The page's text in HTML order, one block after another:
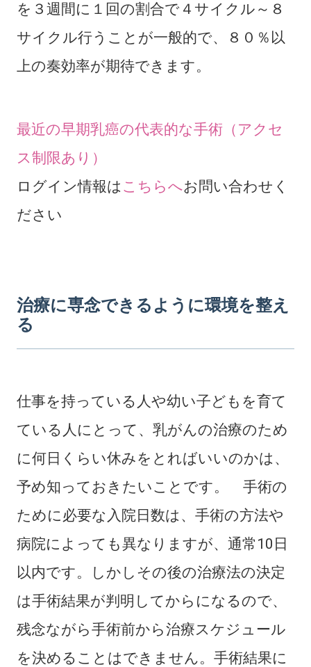
を３週間に１回の割合で４サイクル～８
サイクル行うことが一般的で、８０％以
上の奏効率が期待できます。
最近の早期乳癌の代表的な手術（アクセ
ス制限あり）
ログイン情報は こちらへお問い合わせく
ださい
治療に専念できるように環境を整え
る
仕事を持っている人や幼い子どもを育て
ている人にとって、乳がんの治療のため
に何日くらい休みをとればいいのかは、
予め知っておきたいことです。 手術の
ために必要な入院日数は、手術の方法や
病院によっても異なりますが、通常10日
以内です。しかしその後の治療法の決定
は手術結果が判明してからになるので、
残念ながら手術前から治療スケジュール
を決めることはできません。手術結果に